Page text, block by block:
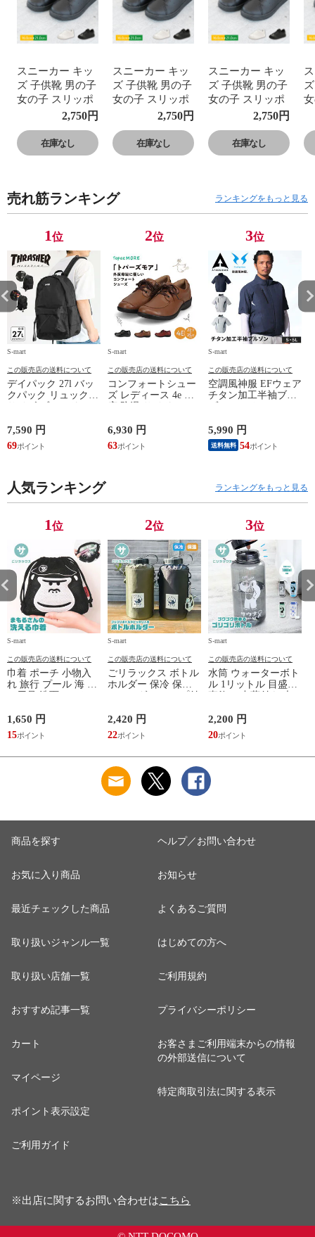
スニーカー キッ
ズ 子供靴 男の子
女の子 スリッポ
ン 幅広 3E 軽量
無地 履きやすい
黒 ブラック 白
ホワイト 通学 通
2,750円
在庫なし
スニーカー キッ
ズ 子供靴 男の子
女の子 スリッポ
ン 幅広 3E 軽量
無地 履きやすい
黒 ブラック 白
ホワイト 通学 通
2,750円
在庫なし
スニーカー キッ
ズ 子供靴 男の子
女の子 スリッポ
ン 幅広 3E 軽量
無地 履きやすい
黒 ブラック 白
ホワイト 通学 通
2,750円
在庫なし
売れ筋ランキング ランキングをもっと見る
1位
S-mart
この販売店の送料について
デイパック 27l バッ
クパック リュック
サイズ ブランド ロ
鞄 機内持ち込み 夏
スラッシャー
THRASHER r1929
7,590 円
69
2位
S-mart
この販売店の送料について
コンフォートシュー
ズ レディース 4e 幅
広 防滑 サイドファ
シューズ 黒 トパー
ズ モア 靴 カジュア
ルシューズ 外反母趾
TOPAZ 1410
6,930 円
63
3位
S-mart
この販売店の送料について
空調風神服 EFウェア
チタン加工半袖ブル
ゾン ベスト ファン
ジャケット 遮熱 作
業服 作業着 上着 ア
タックベース KF100
5,990 円
送料無料 54
人気ランキング ランキングをもっと見る
1位
S-mart
この販売店の送料について
巾着 ポーチ 小物入
れ 旅行 プール 海 バ
ス用品 洗面セット
サウナ ごリラックス
まもるさんの洗える
巾着 ブラック 黒
1,650 円
15
2位
S-mart
この販売店の送料について
ごリラックス ボトル
ホルダー 保冷 保温
ショルダー ループ付
補給 マイボトル サ
ウナ 温泉 水筒 カバ
ー トトノイモード
2,420 円
22
3位
S-mart
この販売店の送料について
水筒 ウォーターボト
ル 1リットル 目盛り
直飲み 中蓋付き 大
マイボトル 動物 ア
ニマル ゴリラ ごリ
ラックス ゴリゴリボ
2,200 円
20
商品を探す
お気に入り商品
最近チェックした商品
取り扱いジャンル一覧
取り扱い店舗一覧
おすすめ記事一覧
カート
マイページ
ポイント表示設定
ご利用ガイド
ヘルプ／お問い合わせ
お知らせ
よくあるご質問
はじめての方へ
ご利用規約
プライバシーポリシー
お客さまご利用端末からの情報
の外部送信について
特定商取引法に関する表示
※出店に関するお問い合わせはこちら